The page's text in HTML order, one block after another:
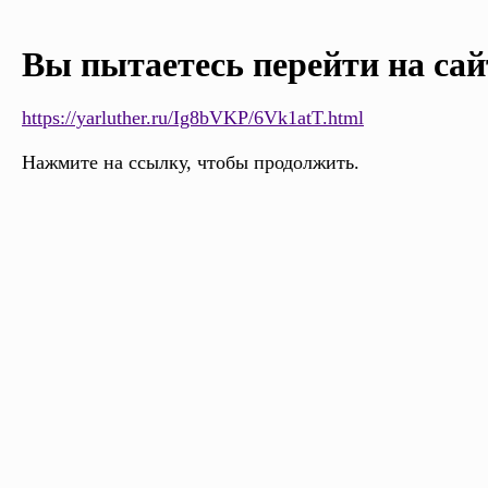
Вы пытаетесь перейти на
https://yarluther.ru/Ig8bVKP/6Vk1atT.html
Нажмите на ссылку, чтобы продолжить.